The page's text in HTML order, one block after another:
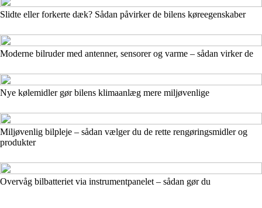
Slidte eller forkerte dæk? Sådan påvirker de bilens køreegenskaber
Moderne bilruder med antenner, sensorer og varme – sådan virker de
Nye kølemidler gør bilens klimaanlæg mere miljøvenlige
Miljøvenlig bilpleje – sådan vælger du de rette rengøringsmidler og
produkter
Overvåg bilbatteriet via instrumentpanelet – sådan gør du